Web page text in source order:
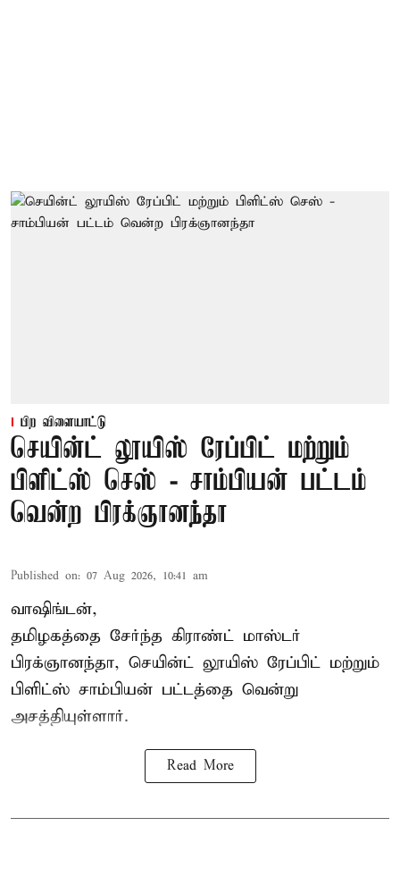
பிற விளையாட்டு
செயின்ட் லூயிஸ் ரேப்பிட் மற்றும்
பிளிட்ஸ் செஸ் - சாம்பியன் பட்டம்
வென்ற பிரக்ஞானந்தா
Published on: 07 Aug 2026, 10:41 am
வாஷிங்டன்,
தமிழகத்தை சேர்ந்த கிராண்ட் மாஸ்டர்
பிரக்ஞானந்தா, செயின்ட் லூயிஸ் ரேப்பிட் மற்றும்
பிளிட்ஸ் சாம்பியன் பட்டத்தை வென்று
அசத்தியுள்ளார்.
Read More